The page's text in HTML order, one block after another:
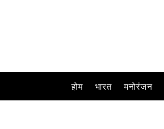
होम भारत मनोरंजन